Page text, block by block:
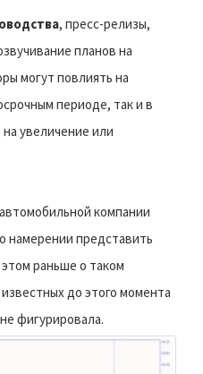
, пресс-релизы,
планов на
могут повлиять на
периоде, так и в
увеличение или
компании
намерении представить
раньше о таком
до этого момента
фигурировала.